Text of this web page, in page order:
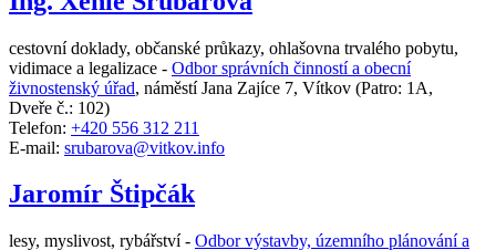
cestovní doklady, občanské průkazy, ohlašovna trvalého pobytu,
vidimace a legalizace - Odbor správních činností a obecní
živnostenský úřad, náměstí Jana Zajíce 7, Vítkov (Patro: 1A,
Dveře č.: 102)
Telefon: +420 556 312 211
E-mail: srubarova@vitkov.info
Jaromír Štipčák
lesy, myslivost, rybářství - Odbor výstavby, územního plánování a